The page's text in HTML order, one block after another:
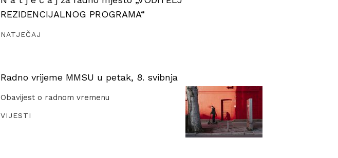
REZIDENCIJALNOG PROGRAMA“
NATJEČAJ
Radno vrijeme MMSU u petak, 8. svibnja
Obavijest o radnom vremenu
VIJESTI